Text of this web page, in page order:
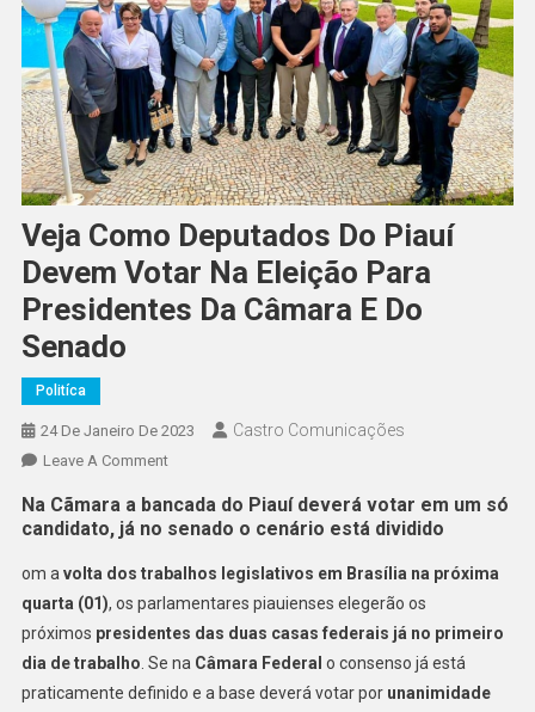
Veja Como Deputados Do Piauí
Devem Votar Na Eleição Para
Presidentes Da Câmara E Do
Senado
Politíca
24 De Janeiro De 2023 Castro Comunicações
Leave A Comment
Na Cãmara a bancada do Piauí deverá votar em um só
candidato, já no senado o cenário está dividido
om a volta dos trabalhos legislativos em Brasília na próxima
quarta (01), os parlamentares piauienses elegerão os
próximos presidentes das duas casas federais já no primeiro
dia de trabalho . Se na Câmara Federal o consenso já está
praticamente definido e a base deverá votar por unanimidade